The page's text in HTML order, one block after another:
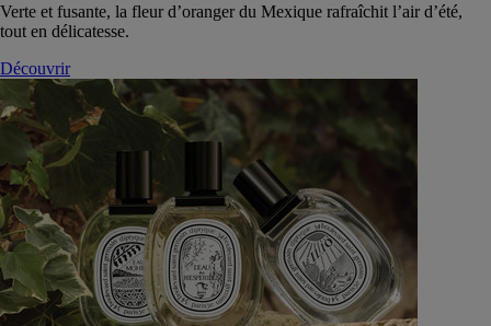
Verte et fusante, la fleur d’oranger du Mexique rafraîchit l’air d’été,
tout en délicatesse.
Découvrir